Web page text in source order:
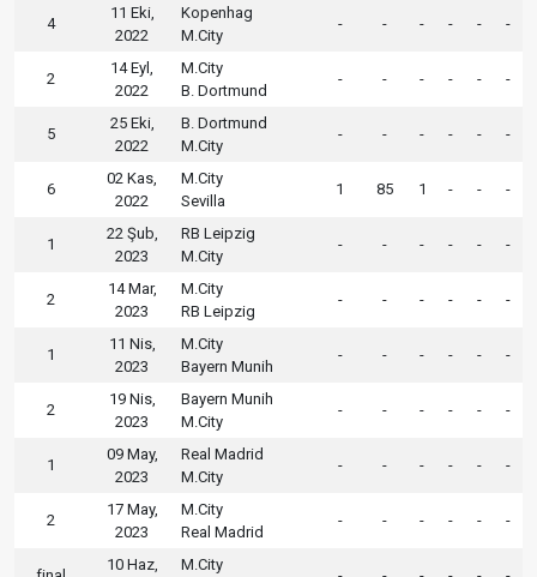
4
11 Eki,
2022
Kopenhag
M.City
- - - - - -
2
14 Eyl,
2022
M.City
B. Dortmund
- - - - - -
5
25 Eki,
2022
B. Dortmund
M.City
- - - - - -
6
02 Kas,
2022
M.City
Sevilla
1 85 1 - - -
1
22 Şub,
2023
RB Leipzig
M.City
- - - - - -
2
14 Mar,
2023
M.City
RB Leipzig
- - - - - -
1
11 Nis,
2023
M.City
Bayern Munih
- - - - - -
2
19 Nis,
2023
Bayern Munih
M.City
- - - - - -
1
09 May,
2023
Real Madrid
M.City
- - - - - -
2
17 May,
2023
M.City
Real Madrid
- - - - - -
10 Haz, M.City